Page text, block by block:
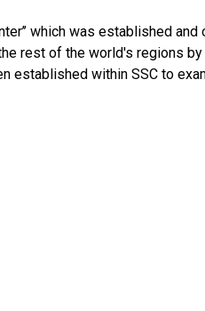
which was established
rest of the world's regions
established within SSC to